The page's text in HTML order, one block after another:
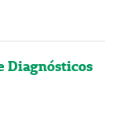
Diagnósticos